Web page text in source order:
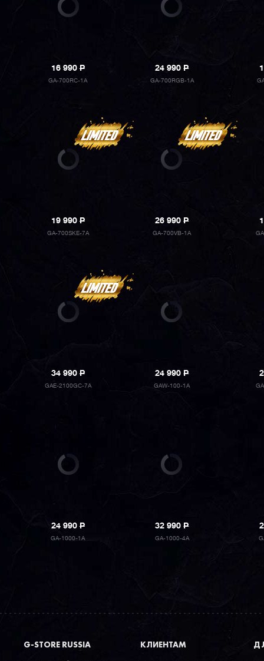
16 990P
GA-700RC-1A
24 990P
GA-700RGB-1A
19 990P
GA-700SKE-7A
26 990P
GA-700VB-1A
34 990P
GAE-2100GC-7A
24 990P
GAW-100-1A
24 990P
GA-1000-1A
32 990P
GA-1000-4A
G-STORE RUSSIA КЛИЕНТАМ